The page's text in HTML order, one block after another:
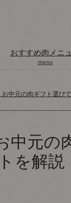
おすすめ肉メニ
menu
お中元の肉ギフト選び
中元の
を解説